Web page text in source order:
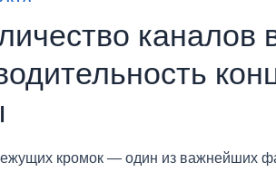
каналов
кромок — один из важнейших